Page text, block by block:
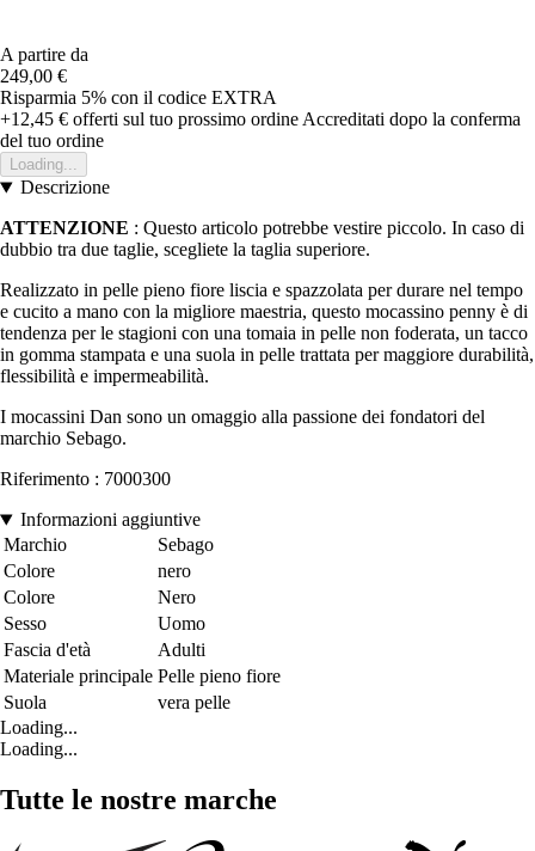
A partire da
249,00 €
Risparmia 5% con il codice EXTRA
+12,45 € offerti sul tuo prossimo ordine Accreditati dopo la conferma
del tuo ordine
Loading...
Descrizione
ATTENZIONE : Questo articolo potrebbe vestire piccolo. In caso di
dubbio tra due taglie, scegliete la taglia superiore.
Realizzato in pelle pieno fiore liscia e spazzolata per durare nel tempo
e cucito a mano con la migliore maestria, questo mocassino penny è di
tendenza per le stagioni con una tomaia in pelle non foderata, un tacco
in gomma stampata e una suola in pelle trattata per maggiore durabilità,
flessibilità e impermeabilità.
I mocassini Dan sono un omaggio alla passione dei fondatori del
marchio Sebago.
Riferimento : 7000300
Informazioni aggiuntive
Marchio
Sebago
Colore
nero
Colore
Nero
Sesso
Uomo
Fascia d'età
Adulti
Materiale principale Pelle pieno fiore
Suola
vera pelle
Loading...
Loading...
Tutte le nostre marche